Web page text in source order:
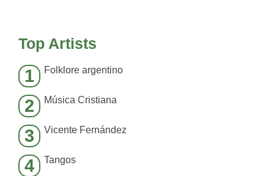
Top Artists
1 Folklore argentino
2 Música Cristiana
3 Vicente Fernández
4 Tangos